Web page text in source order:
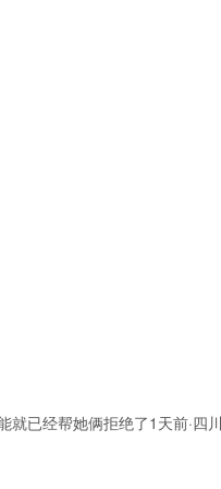
就已经帮她俩拒绝了1天前·四